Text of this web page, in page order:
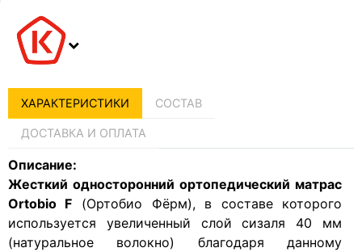
ХАРАКТЕРИСТИКИ СОСТАВ
ДОСТАВКА И ОПЛАТА
Описание:
Жесткий односторонний ортопедический матрас
Ortobio F (Ортобио Фёрм), в составе которого
используется увеличенный слой сизаля 40 мм
(натуральное волокно) благодаря данному